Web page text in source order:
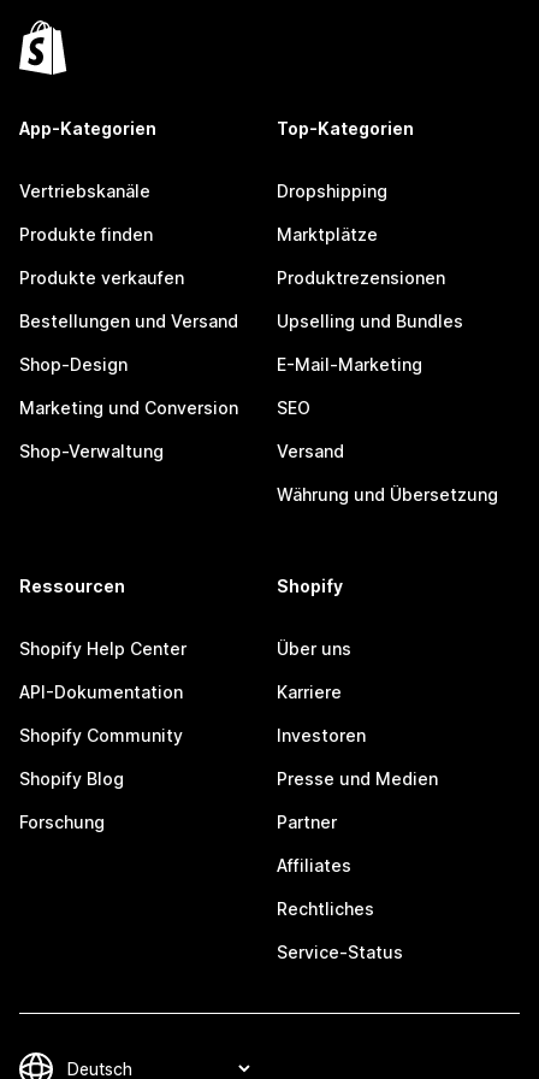
App-Kategorien
Vertriebskanäle
Produkte finden
Produkte verkaufen
Bestellungen und Versand
Shop-Design
Marketing und Conversion
Shop-Verwaltung
Top-Kategorien
Dropshipping
Marktplätze
Produktrezensionen
Upselling und Bundles
E-Mail-Marketing
SEO
Versand
Währung und Übersetzung
Ressourcen
Shopify Help Center
API-Dokumentation
Shopify Community
Shopify Blog
Forschung
Shopify
Über uns
Karriere
Investoren
Presse und Medien
Partner
Affiliates
Rechtliches
Service-Status